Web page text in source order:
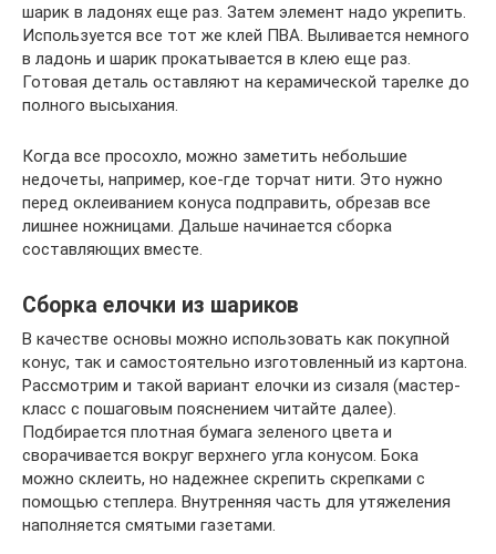
шарик в ладонях еще раз. Затем элемент надо укрепить.
Используется все тот же клей ПВА. Выливается немного
в ладонь и шарик прокатывается в клею еще раз.
Готовая деталь оставляют на керамической тарелке до
полного высыхания.
Когда все просохло, можно заметить небольшие
недочеты, например, кое-где торчат нити. Это нужно
перед оклеиванием конуса подправить, обрезав все
лишнее ножницами. Дальше начинается сборка
составляющих вместе.
Сборка елочки из шариков
В качестве основы можно использовать как покупной
конус, так и самостоятельно изготовленный из картона.
Рассмотрим и такой вариант елочки из сизаля (мастер-
класс с пошаговым пояснением читайте далее).
Подбирается плотная бумага зеленого цвета и
сворачивается вокруг верхнего угла конусом. Бока
можно склеить, но надежнее скрепить скрепками с
помощью степлера. Внутренняя часть для утяжеления
наполняется смятыми газетами.